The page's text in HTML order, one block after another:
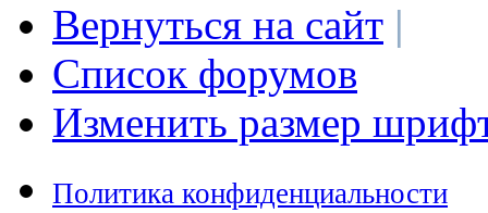
Вернуться на сайт |
Список форумов
Изменить размер
Политика конфиденциальности